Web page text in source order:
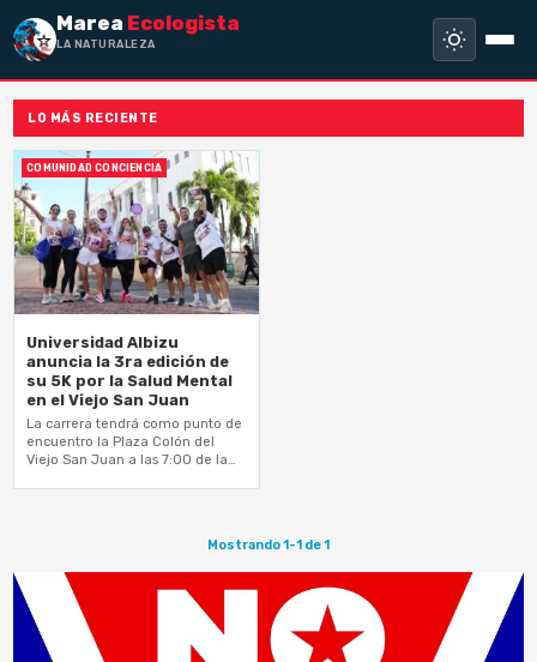
Marea Ecologista
LA NATURALEZA NO
LO MÁS RECIENTE
COMUNIDAD CONCIENCIA
Universidad Albizu
anuncia la 3ra edición de
su 5K por la Salud Mental
en el Viejo San Juan
La carrera tendrá como punto de
encuentro la Plaza Colón del
Viejo San Juan a las 7:00 de la
Mostrando 1-1 de 1